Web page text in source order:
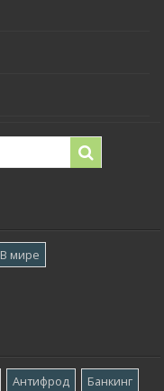
В мире
Антифрод
Банкинг